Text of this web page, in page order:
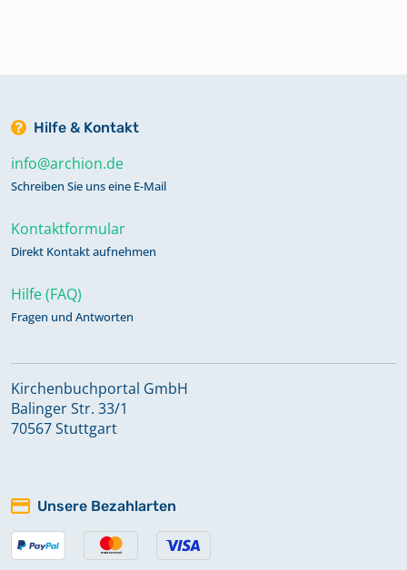
Hilfe & Kontakt
info@archion.de
Schreiben Sie uns eine E-Mail
Kontaktformular
Direkt Kontakt aufnehmen
Hilfe (FAQ)
Fragen und Antworten
Kirchenbuchportal GmbH
Balinger Str. 33/1
70567 Stuttgart
Unsere Bezahlarten